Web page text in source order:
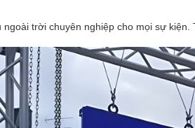
ngoài trời chuyên nghiệp cho mọi sự